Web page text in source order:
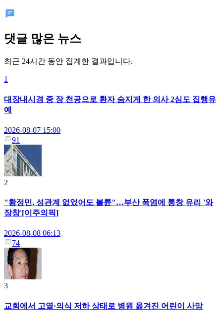
댓글 많은 뉴스
최근 24시간 동안 집계한 결과입니다.
1
대장내시경 중 장 천공으로 환자 숨지게 한 의사 2심도 집행유
예
2026-08-07 15:00
91
2
"황정민, 성관계 없었어도 불륜"…부산 폭염에 통창 유리 '와
장창'[이주의픽]
2026-08-08 06:13
74
3
교회에서 고열·의식 저하 상태로 병원 옮겨진 어린이 사망